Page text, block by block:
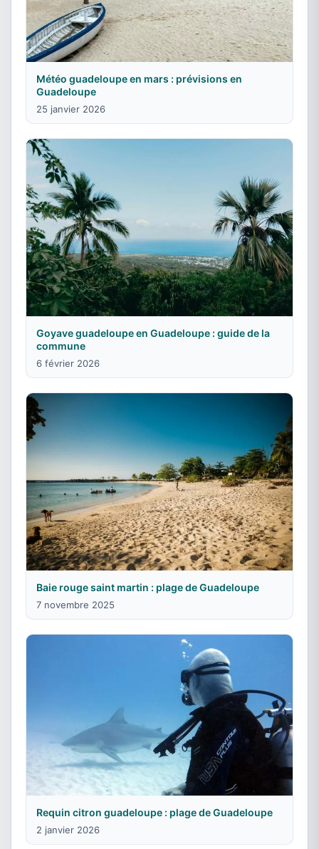
Météo guadeloupe en mars : prévisions en
Guadeloupe
25 janvier 2026
Goyave guadeloupe en Guadeloupe : guide de la
commune
6 février 2026
Baie rouge saint martin : plage de Guadeloupe
7 novembre 2025
Requin citron guadeloupe : plage de Guadeloupe
2 janvier 2026